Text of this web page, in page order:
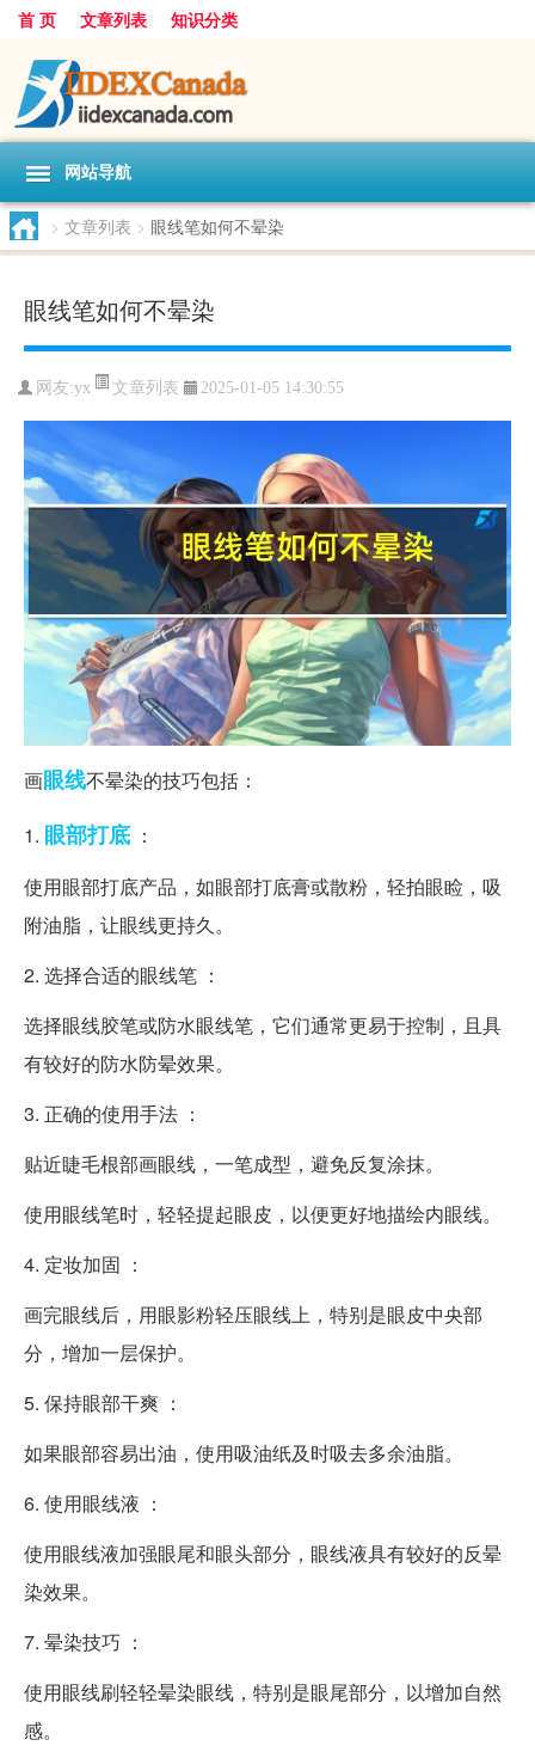
首 页 文章列表 知识分类
网站导航
> 文章列表 > 眼线笔如何不晕染
眼线笔如何不晕染
网友:yx 文章列表 2025-01-05 14:30:55
画眼线不晕染的技巧包括：
1. 眼部打底 ：
使用眼部打底产品，如眼部打底膏或散粉，轻拍眼睑，吸
附油脂，让眼线更持久。
2. 选择合适的眼线笔 ：
选择眼线胶笔或防水眼线笔，它们通常更易于控制，且具
有较好的防水防晕效果。
3. 正确的使用手法 ：
贴近睫毛根部画眼线，一笔成型，避免反复涂抹。
使用眼线笔时，轻轻提起眼皮，以便更好地描绘内眼线。
4. 定妆加固 ：
画完眼线后，用眼影粉轻压眼线上，特别是眼皮中央部
分，增加一层保护。
5. 保持眼部干爽 ：
如果眼部容易出油，使用吸油纸及时吸去多余油脂。
6. 使用眼线液 ：
使用眼线液加强眼尾和眼头部分，眼线液具有较好的反晕
染效果。
7. 晕染技巧 ：
使用眼线刷轻轻晕染眼线，特别是眼尾部分，以增加自然
感。